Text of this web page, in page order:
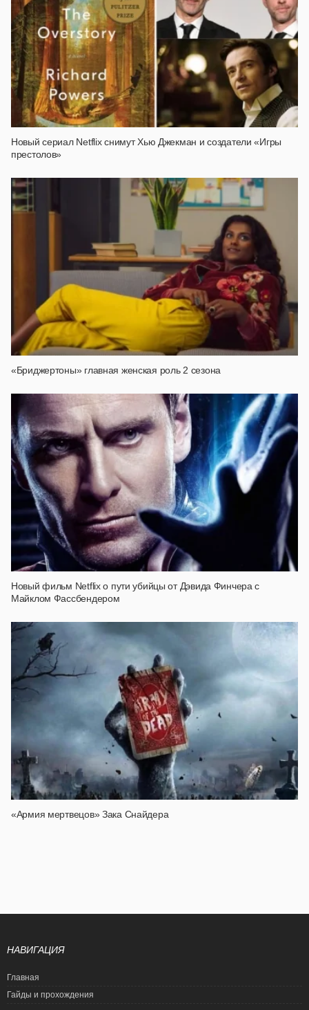
Новый сериал Netflix снимут Хью Джекман и создатели «Игры
престолов»
«Бриджертоны» главная женская роль 2 сезона
Новый фильм Netflix о пути убийцы от Дэвида Финчера с
Майклом Фассбендером
«Армия мертвецов» Зака Снайдера
НАВИГАЦИЯ
Главная
Гайды и прохождения